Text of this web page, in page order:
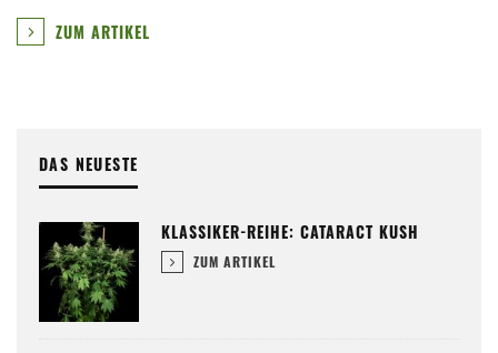
ZUM ARTIKEL
DAS NEUESTE
KLASSIKER-REIHE: CATARACT KUSH
ZUM ARTIKEL